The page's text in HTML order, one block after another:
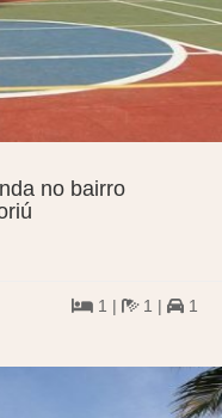
no bairro
1 | 1 | 1